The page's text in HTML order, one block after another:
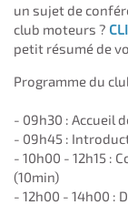
un sujet de
club moteurs ?
petit résumé de
Programme du
- 09h30 : Accueil
- 09h45 :
- 10h00 - 12h15 :
(10min)
- 12h00 - 14h00 :